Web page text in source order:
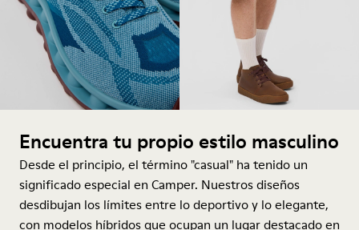
Encuentra tu propio estilo masculino
Desde el principio, el término "casual" ha tenido un
significado especial en Camper. Nuestros diseños
desdibujan los límites entre lo deportivo y lo elegante,
con modelos híbridos que ocupan un lugar destacado en